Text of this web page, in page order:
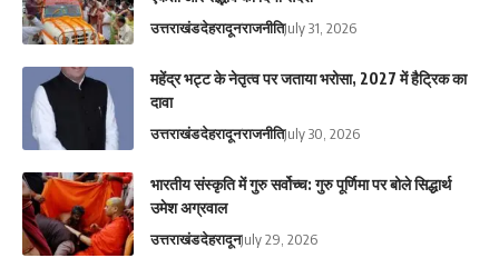
उत्तराखंडदेहरादूनराजनीतिJuly 31, 2026
महेंद्र भट्ट के नेतृत्व पर जताया भरोसा, 2027 में हैट्रिक का
दावा
उत्तराखंडदेहरादूनराजनीतिJuly 30, 2026
भारतीय संस्कृति में गुरु सर्वोच्च: गुरु पूर्णिमा पर बोले सिद्धार्थ
उमेश अग्रवाल
उत्तराखंडदेहरादूनJuly 29, 2026